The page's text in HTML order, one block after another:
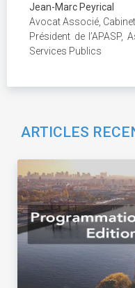
Jean-Marc Peyrical
Avocat Associé,
Président de l’APASP,
Services Publics
ARTICLES